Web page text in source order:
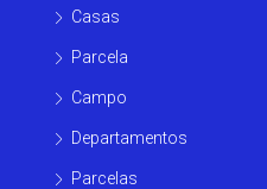
Casas
Parcela
Campo
Departamentos
Parcelas